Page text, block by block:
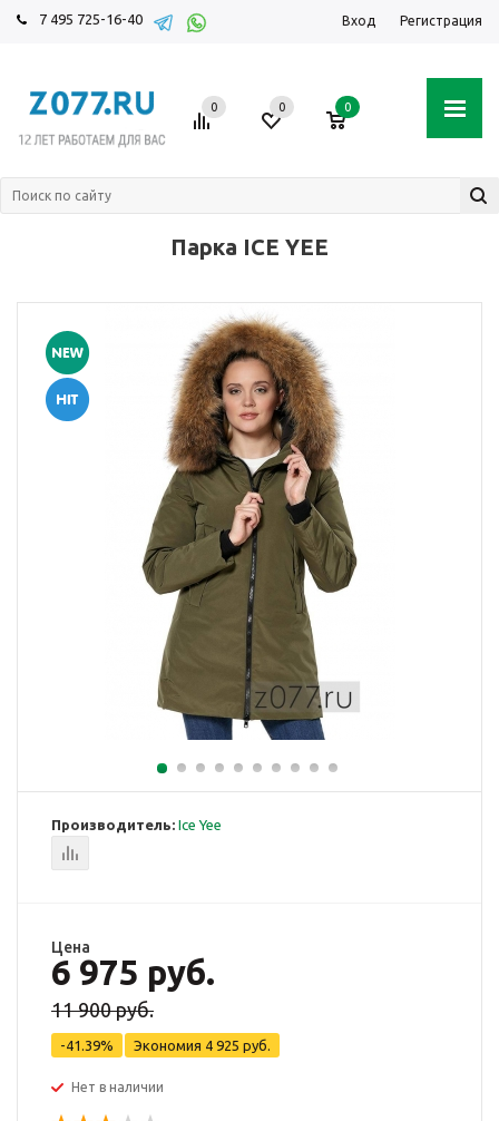
7 495 725-16-40 Вход Регистрация
0 0 0
Парка ICE YEE
Производитель: Ice Yee
Цена
6 975 руб.
11 900 руб.
-41.39% Экономия 4 925 руб.
Нет в наличии